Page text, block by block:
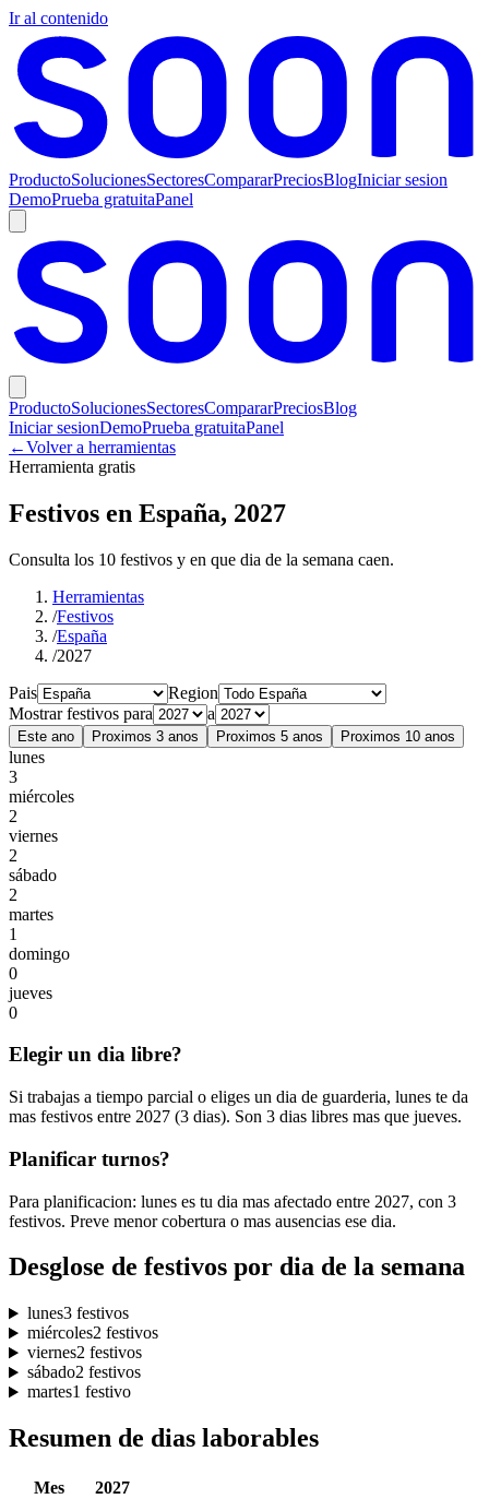
Ir al contenido
ProductoSolucionesSectoresCompararPreciosBlogIniciar sesion
DemoPrueba gratuitaPanel
ProductoSolucionesSectoresCompararPreciosBlog
Iniciar sesionDemoPrueba gratuitaPanel
←Volver a herramientas
Herramienta gratis
Festivos en España, 2027
Consulta los 10 festivos y en que dia de la semana caen.
Herramientas
/Festivos
/España
/2027
Pais
Region
Mostrar festivos para
a
Este ano Proximos 3 anos Proximos 5 anos Proximos 10 anos
lunes
3
miércoles
2
viernes
2
sábado
2
martes
1
domingo
0
jueves
0
Elegir un dia libre?
Si trabajas a tiempo parcial o eliges un dia de guarderia, lunes te da
mas festivos entre 2027 (3 dias). Son 3 dias libres mas que jueves.
Planificar turnos?
Para planificacion: lunes es tu dia mas afectado entre 2027, con 3
festivos. Preve menor cobertura o mas ausencias ese dia.
Desglose de festivos por dia de la semana
lunes3 festivos
miércoles2 festivos
viernes2 festivos
sábado2 festivos
martes1 festivo
Resumen de dias laborables
Mes
2027